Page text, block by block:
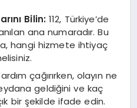
Bilin: 112, Türkiye’de
ana numaradır. Bu
hangi hizmete ihtiyaç
çağırırken, olayın ne
geldiğini ve kaç
bir şekilde ifade edin.